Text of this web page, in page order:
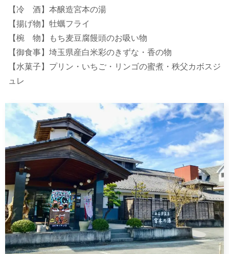
【冷 酒】本醸造宮本の湯
【揚げ物】牡蠣フライ
【椀 物】もち麦豆腐饅頭のお吸い物
【御食事】埼玉県産白米彩のきずな・香の物
【水菓子】プリン・いちご・リンゴの蜜煮・秩父カボスジ
ュレ